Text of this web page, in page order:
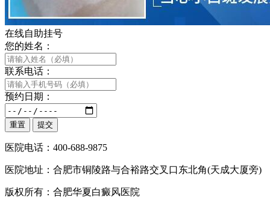
在线自助挂号
您的姓名：
联系电话：
预约日期：
医院电话：400-688-9875
医院地址：合肥市铜陵路与合裕路交叉口东北角(天成大厦旁)
版权所有：合肥华夏白癜风医院